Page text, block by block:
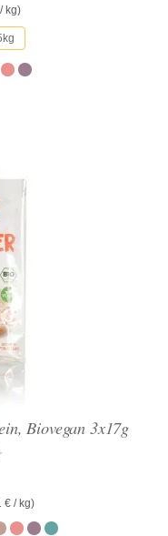
kg)
Biovegan 3x17g
€ / kg)